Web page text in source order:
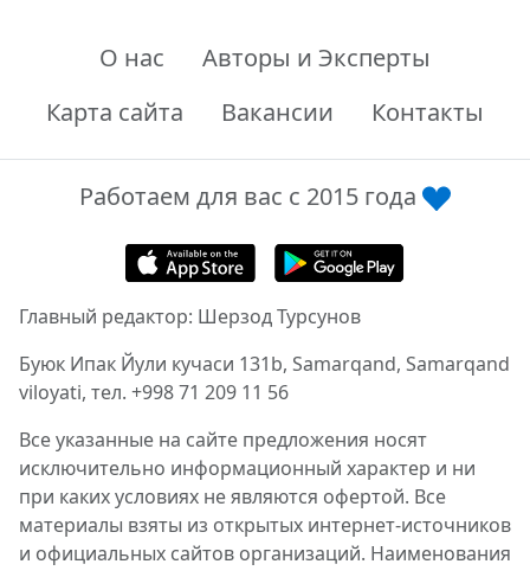
О нас
Авторы и Эксперты
Карта сайта
Вакансии Контакты
Работаем для вас с 2015 года
Главный редактор: Шерзод Турсунов
Буюк Ипак Йули кучаси 131b, Samarqand, Samarqand
viloyati, тел. +998 71 209 11 56
Все указанные на сайте предложения носят
исключительно информационный характер и ни
при каких условиях не являются офертой. Все
материалы взяты из открытых интернет-источников
и официальных сайтов организаций. Наименования